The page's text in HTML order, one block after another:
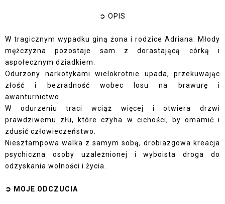
➲ OPIS
W tragicznym wypadku giną żona i rodzice Adriana. Młody
mężczyzna pozostaje sam z dorastającą córką i
aspołecznym dziadkiem.
Odurzony narkotykami wielokrotnie upada, przekuwając
złość i bezradność wobec losu na brawurę i
awanturnictwo.
W odurzeniu traci wciąż więcej i otwiera drzwi
prawdziwemu złu, które czyha w cichości, by omamić i
zdusić człowieczeństwo.
Niesztampowa walka z samym sobą, drobiazgowa kreacja
psychiczna osoby uzależnionej i wyboista droga do
odzyskania wolności i życia.
➲ MOJE ODCZUCIA